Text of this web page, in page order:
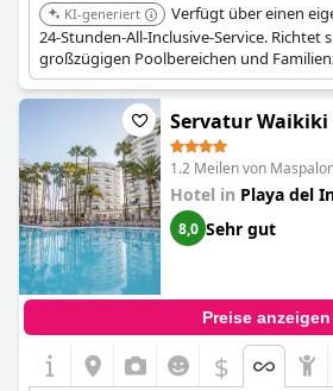
KI-generiert
Verfügt über einen
24-Stunden-All-Inclusive-Service. Richtet
großzügigen Poolbereichen und
Ingles gelegen, bietet es Nähe zu
Servatur Waikiki
1.2 Meilen von
Hotel in Playa del
8,0 Sehr gut
Preise anzeigen
$